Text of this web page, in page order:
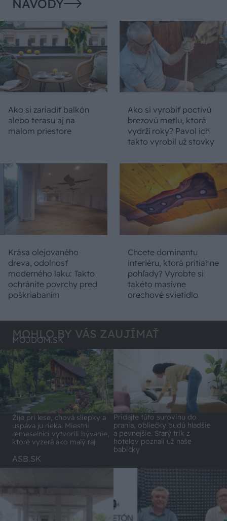
NÁVODY
Ako si zariadiť balkón
alebo terasu aj na
malom priestore
Ako si vyrobiť poctivú
brezovú metlu, ktorá
vydrží roky? Pavol ich
takto vyrobil už stovky
Krása olejovaného
dreva, odolnosť
moderného laku: Takto
ochránite povrchy pred
poškriabaním
Chcete dominantu
interiéru, ktorá pritiahne
pohľady? Vyrobte si
takéto masívne
orechové svietidlo
MOHLO BY VÁS ZAUJÍMAŤ
MÔJDOM.SK
Žije pri lese, chová sliepky a
uspáva ju rieka. Miestni
remeselníci vytvorili bývanie,
ktoré vyzerá ako malý raj
Pridajte túto surovinu do
prania, obliečky budú hladšie
a pevnejšie. Starý trik z
hotelov poznali už naše
babičky
ASB.SK